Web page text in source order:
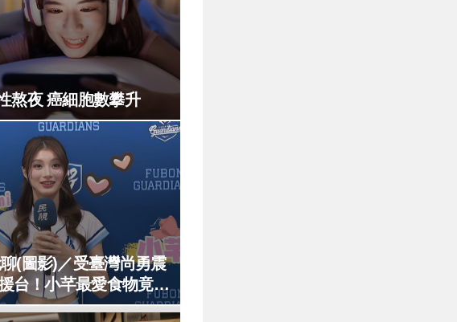
熬夜 癌細胞數攀升
(圖影)／受臺灣尚勇震
台！小芊最愛食物竟是
菜」可直接生啃